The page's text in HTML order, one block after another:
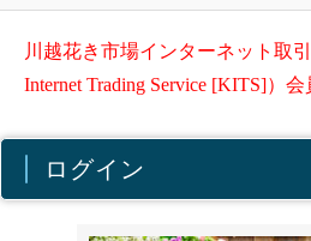
川越花き市場インターネット取
Internet Trading Service [KITS]）
ログイン